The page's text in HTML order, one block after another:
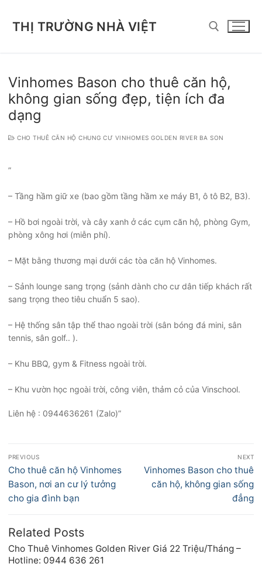
THỊ TRƯỜNG NHÀ VIỆT
Vinhomes Bason cho thuê căn hộ,
không gian sống đẹp, tiện ích đa
dạng
CHO THUÊ CĂN HỘ CHUNG CƯ VINHOMES GOLDEN RIVER BA SON
”
– Tầng hầm giữ xe (bao gồm tầng hầm xe máy B1, ô tô B2, B3).
– Hồ bơi ngoài trời, và cây xanh ở các cụm căn hộ, phòng Gym,
phòng xông hơi (miễn phí).
– Mặt bằng thương mại dưới các tòa căn hộ Vinhomes.
– Sảnh lounge sang trọng (sảnh dành cho cư dân tiếp khách rất
sang trọng theo tiêu chuẩn 5 sao).
– Hệ thống sân tập thể thao ngoài trời (sân bóng đá mini, sân
tennis, sân golf.. ).
– Khu BBQ, gym & Fitness ngoài trời.
– Khu vườn học ngoài trời, công viên, thảm cỏ của Vinschool.
Liên hệ : 0944636261 (Zalo)”
Điều
hướng
bài
viết
PREVIOUS
Previous
post:
Cho thuê căn hộ Vinhomes
Bason, nơi an cư lý tưởng
cho gia đình bạn
NEXT
Next
post:
Vinhomes Bason cho thuê
căn hộ, không gian sống
đẳng
Related Posts
Cho Thuê Vinhomes Golden River Giá 22 Triệu/Tháng –
Hotline: 0944 636 261